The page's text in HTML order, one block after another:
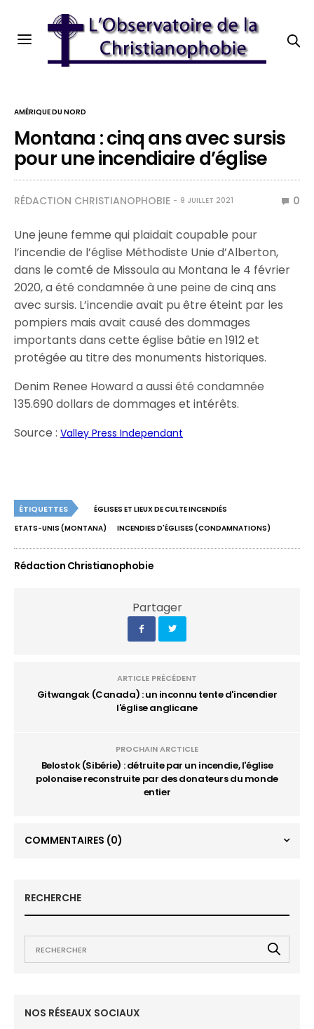
AMÉRIQUE DU NORD
Montana : cinq ans avec sursis
pour une incendiaire d’église
RÉDACTION CHRISTIANOPHOBIE 9 JUILLET 2021 0
Une jeune femme qui plaidait coupable pour
l’incendie de l’église Méthodiste Unie d’Alberton,
dans le comté de Missoula au Montana le 4 février
2020, a été condamnée à une peine de cinq ans
avec sursis. L’incendie avait pu être éteint par les
pompiers mais avait causé des dommages
importants dans cette église bâtie en 1912 et
protégée au titre des monuments historiques.
Denim Renee Howard a aussi été condamnée
135.690 dollars de dommages et intérêts.
Source :Valley Press Independant
ÉTIQUETTES
ÉGLISES ET LIEUX DE CULTE INCENDIÉS
ETATS-UNIS (MONTANA)
INCENDIES D'ÉGLISES (CONDAMNATIONS)
Rédaction Christianophobie
Partager
ARTICLE PRÉCÉDENT
Gitwangak (Canada) : un inconnu tente d'incendier
l'église anglicane
PROCHAIN ARCTICLE
Belostok (Sibérie) : détruite par un incendie, l'église
polonaise reconstruite par des donateurs du monde
entier
COMMENTAIRES (0)
RECHERCHE
NOS RÉSEAUX SOCIAUX